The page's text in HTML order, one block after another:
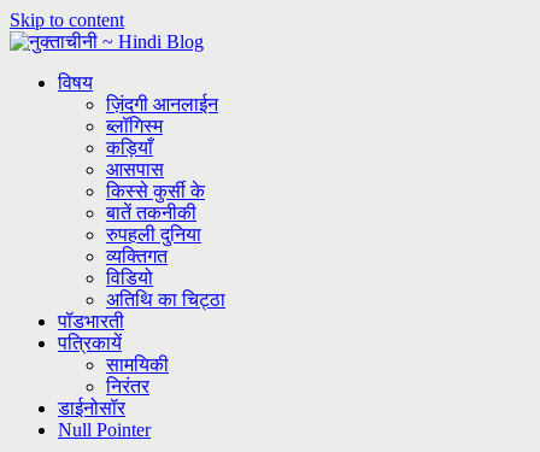
Skip to content
विषय
ज़िंदगी आनलाईन
ब्लॉगिस्म
कड़ियाँ
आसपास
किस्से कुर्सी के
बातें तकनीकी
रुपहली दुनिया
व्यक्तिगत
विडियो
अतिथि का चिट्ठा
पॉडभारती
पत्रिकायें
सामयिकी
निरंतर
डाईनोसॉर
Null Pointer